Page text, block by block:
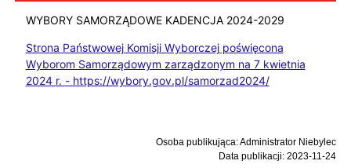
WYBORY SAMORZĄDOWE KADENCJA 2024-2029
Strona Państwowej Komisji Wyborczej poświęcona
Wyborom Samorządowym zarządzonym na 7 kwietnia
2024 r. - https://wybory.gov.pl/samorzad2024/
Osoba publikująca: Administrator Niebylec
Data publikacji: 2023-11-24